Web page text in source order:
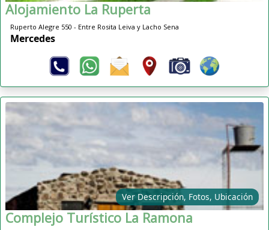
Alojamiento La Ruperta
Ruperto Alegre 550 - Entre Rosita Leiva y Lacho Sena
Mercedes
Ver Descripción, Fotos, Ubicación
Complejo Turístico La Ramona